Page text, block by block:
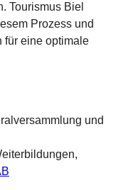
Tourismus Biel
Prozess und
für eine optimale
und